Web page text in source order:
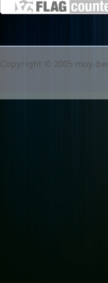
Copyright © 2005 moy-